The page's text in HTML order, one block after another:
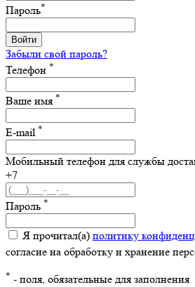
Пароль*
Войти
Забыли свой пароль?
Телефон *
Ваше имя *
E-mail *
Мобильный телефон для службы
+7
Пароль *
Я прочитал(а) политику
согласие на обработку и хранение
* - поля, обязательные для заполнения